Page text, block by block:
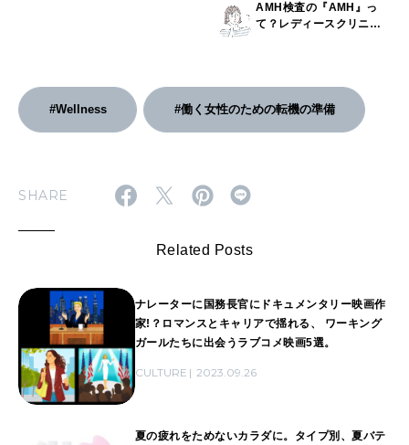
AMH検査の『AMH』っ
て？レディースクリニッ
#Wellness #働く女性のための転機の準備
SHARE
Related Posts
ナレーターに国務長官にドキュメンタリー映画作
家!？ロマンスとキャリアで揺れる、 ワーキング
ガールたちに出会うラブコメ映画5選。
CULTURE 2023.09.26
夏の疲れをためないカラダに。タイプ別、夏バテ